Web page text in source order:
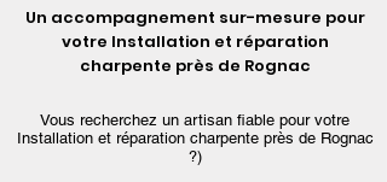
Un accompagnement sur-mesure pour
votre Installation et réparation
charpente près de Rognac
Vous recherchez un artisan fiable pour votre
Installation et réparation charpente près de Rognac
?)